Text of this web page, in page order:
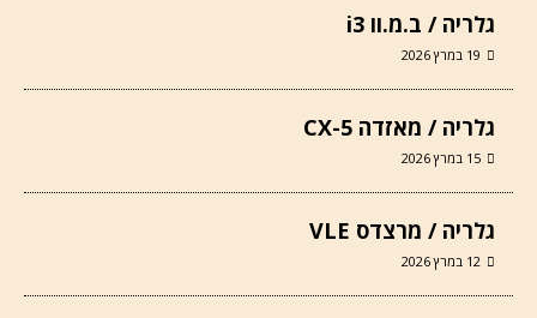
גלריה / ב.מ.וו i3
19 במרץ 2026
גלריה / מאזדה CX-5
15 במרץ 2026
גלריה / מרצדס VLE
12 במרץ 2026